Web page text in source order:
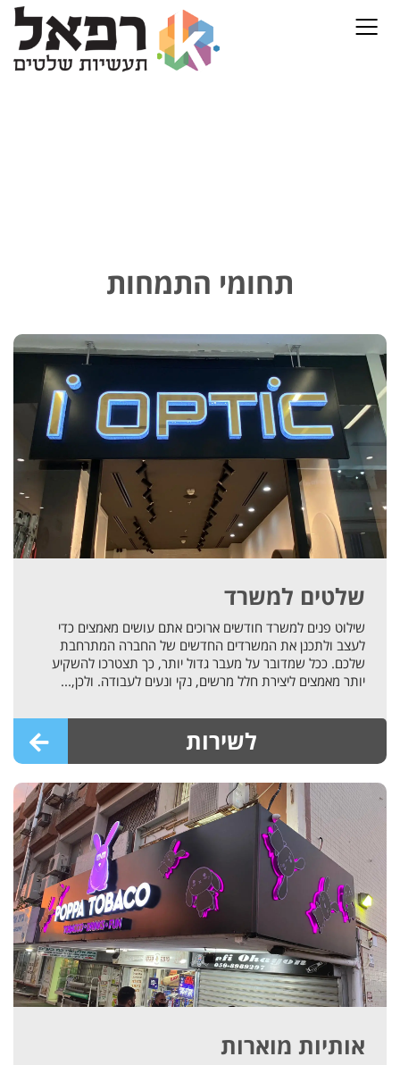
תחומי התמחות
שלטים למשרד
שילוט פנים למשרד חודשים ארוכים אתם עושים מאמצים כדי
לעצב ולתכנן את המשרדים החדשים של החברה המתרחבת
שלכם. ככל שמדובר על מעבר גדול יותר, כך תצטרכו להשקיע
יותר מאמצים ליצירת חלל מרשים, נקי ונעים לעבודה. ולכן,...
לשירות
אותיות מוארות